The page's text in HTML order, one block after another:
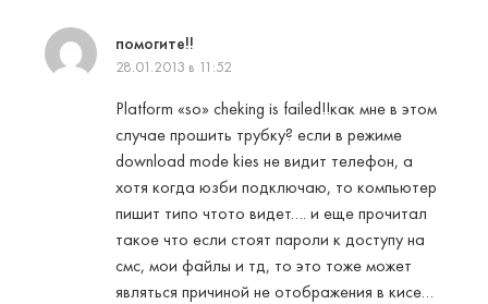
помогите!!
28.01.2013 в 11:52
Platform «so» cheking is failed!!как мне в этом
случае прошить трубку? если в режиме
download mode kies не видит телефон, а
хотя когда юзби подключаю, то компьютер
пишит типо чтото видет…. и еще прочитал
такое что если стоят пароли к доступу на
смс, мои файлы и тд, то это тоже может
являться причиной не отображения в кисе…